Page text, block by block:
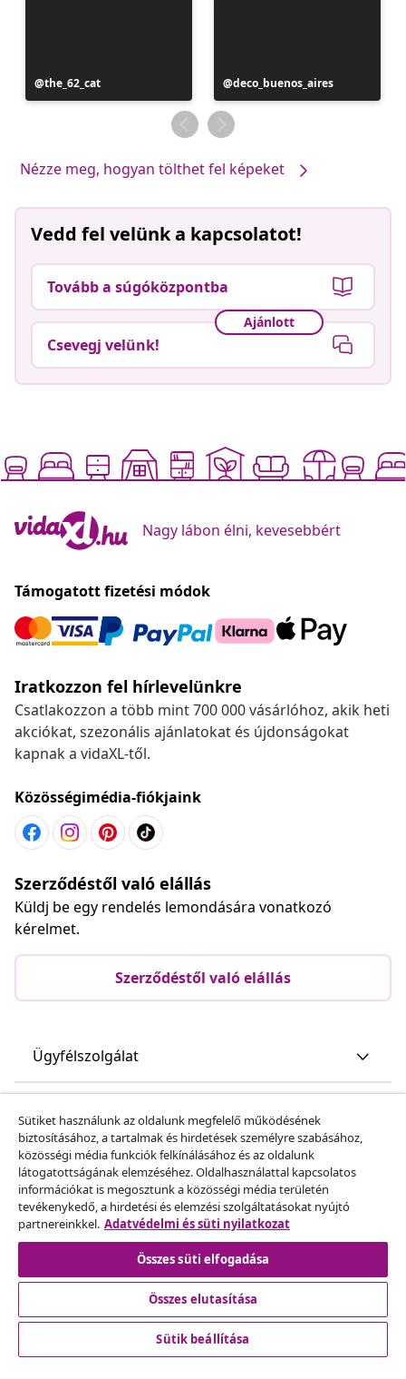
Bejegyzés
közzétevője
the_62_cat
Bejegyzés
közzétevője
deco_buenos_aires
Nézze meg, hogyan tölthet fel képeket
Vedd fel velünk a kapcsolatot!
Tovább a súgóközpontba
Ajánlott
Csevegj velünk!
Nagy lábon élni, kevesebbért
Támogatott fizetési módok
Iratkozzon fel hírlevelünkre
Csatlakozzon a több mint 700 000 vásárlóhoz, akik heti
akciókat, szezonális ajánlatokat és újdonságokat
kapnak a vidaXL-től.
Közösségimédia-fiókjaink
Szerződéstől való elállás
Küldj be egy rendelés lemondására vonatkozó
kérelmet.
Szerződéstől való elállás
Ügyfélszolgálat
vidaXL
Fedezz fel többet
© 2008-2026 vidaXL A www.vidaxl.hu a vidaXL Marketplace
Sütiket használunk az oldalunk megfelelő működésének
biztosításához, a tartalmak és hirdetések személyre szabásához,
közösségi média funkciók felkínálásához és az oldalunk
látogatottságának elemzéséhez. Oldalhasználattal kapcsolatos
információkat is megosztunk a közösségi média területén
tevékenykedő, a hirdetési és elemzési szolgáltatásokat nyújtó
partnereinkkel. Adatvédelmi és süti nyilatkozat
Összes süti elfogadása
Összes elutasítása
Sütik beállítása